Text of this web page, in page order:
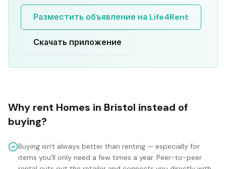
Разместить объявление на Life4Rent
Скачать приложение
Why rent Homes in Bristol instead of
buying?
Buying isn't always better than renting — especially for
items you'll only need a few times a year. Peer-to-peer